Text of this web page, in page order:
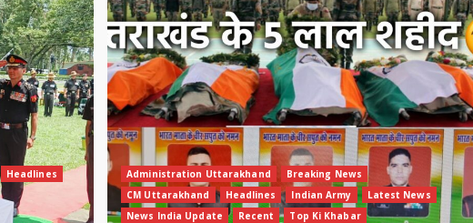
Headlines
Administration Uttarakhand
Breaking News
CM Uttarakhand
Headlines Indian Army
Latest News
News India Update
Recent
Top Ki Khabar